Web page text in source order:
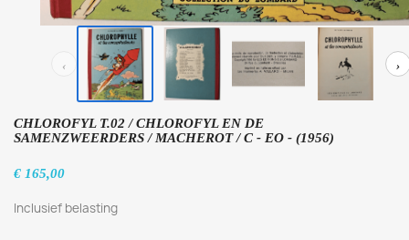
‹ ›
CHLOROFYL T.02 / CHLOROFYL EN DE
SAMENZWEERDERS / MACHEROT / C - EO - (1956)
€ 165,00
Inclusief belasting